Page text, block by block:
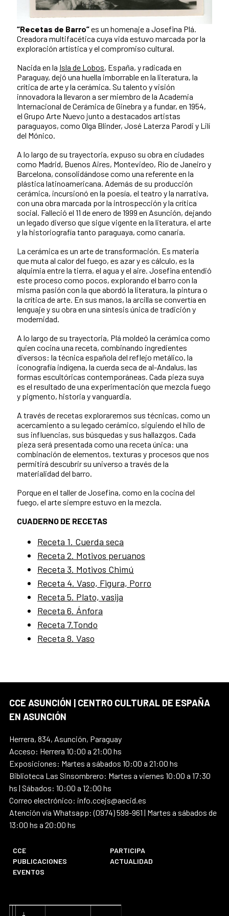
“Recetas de Barro”es un homenaje a Josefina Plá.
Creadora multifacética cuya vida estuvo marcada por la
exploración artística y el compromiso cultural.
Nacida en la Isla de Lobos, España, y radicada en
Paraguay, dejó una huella imborrable en la literatura, la
crítica de arte y la cerámica. Su talento y visión
innovadora la llevaron a ser miembro de la Academia
Internacional de Cerámica de Ginebra y a fundar, en 1954,
el Grupo Arte Nuevo junto a destacados artistas
paraguayos, como Olga Blinder, José Laterza Parodi y Lilí
del Mónico.
A lo largo de su trayectoria, expuso su obra en ciudades
como Madrid, Buenos Aires, Montevideo, Río de Janeiro y
Barcelona, consolidándose como una referente en la
plástica latinoamericana. Además de su producción
cerámica, incursionó en la poesía, el teatro y la narrativa,
con una obra marcada por la introspección y la crítica
social. Falleció el 11 de enero de 1999 en Asunción, dejando
un legado diverso que sigue vigente en la literatura, el arte
y la historiografía tanto paraguaya, como canaria.
La cerámica es un arte de transformación. Es materia
que muta al calor del fuego, es azar y es cálculo, es la
alquimia entre la tierra, el agua y el aire. Josefina entendió
este proceso como pocos, explorando el barro con la
misma pasión con la que abordó la literatura, la pintura o
la crítica de arte. En sus manos, la arcilla se convertía en
lenguaje y su obra en una síntesis única de tradición y
modernidad.
A lo largo de su trayectoria, Plá moldeó la cerámica como
quien cocina una receta, combinando ingredientes
diversos: la técnica española del reflejo metálico, la
iconografía indígena, la cuerda seca de al-Andalus, las
formas escultóricas contemporáneas. Cada pieza suya
es el resultado de una experimentación que mezcla fuego
y pigmento, historia y vanguardia.
A través de recetas exploraremos sus técnicas, como un
acercamiento a su legado cerámico, siguiendo el hilo de
sus influencias, sus búsquedas y sus hallazgos. Cada
pieza será presentada como una receta única: una
combinación de elementos, texturas y procesos que nos
permitirá descubrir su universo a través de la
materialidad del barro.
Porque en el taller de Josefina, como en la cocina del
fuego, el arte siempre estuvo en la mezcla.
CUADERNO DE RECETAS
Receta 1. Cuerda seca
Receta 2. Motivos peruanos
Receta 3. Motivos Chimú
Receta 4. Vaso, Figura, Porro
Receta 5. Plato, vasija
Receta 6. Ánfora
Receta 7.Tondo
Receta 8. Vaso
CCE ASUNCIÓN | CENTRO CULTURAL DE ESPAÑA
EN ASUNCIÓN
Herrera, 834, Asunción, Paraguay
Acceso: Herrera 10:00 a 21:00 hs
Exposiciones: Martes a sábados 10:00 a 21:00 hs
Biblioteca Las Sinsombrero: Martes a viernes 10:00 a 17:30
hs | Sábados: 10:00 a 12:00 hs
Correo electrónico: info.ccejs@aecid.es
Atención vía Whatsapp: (0974) 599-961 | Martes a sábados de
13:00 hs a 20:00 hs
CCE
PARTICIPA
PUBLICACIONES
ACTUALIDAD
EVENTOS